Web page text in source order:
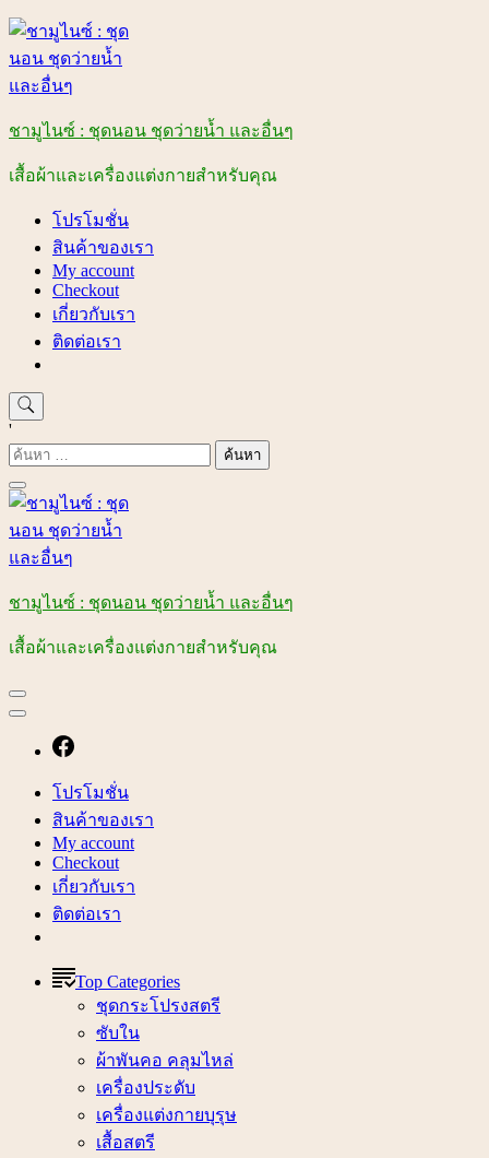
Skip
content
ชามูไนซ์ : ชุดนอน ชุดว่ายน้ำ และอื่นๆ
เสื้อผ้าและเครื่องแต่งกายสำหรับคุณ
โปรโมชั่น
สินค้าของเรา
My account
Checkout
เกี่ยวกับเรา
ติดต่อเรา
'
ค้นหา
สำหรับ:
ชามูไนซ์ : ชุดนอน ชุดว่ายน้ำ และอื่นๆ
เสื้อผ้าและเครื่องแต่งกายสำหรับคุณ
โปรโมชั่น
สินค้าของเรา
My account
Checkout
เกี่ยวกับเรา
ติดต่อเรา
Top Categories
ชุดกระโปรงสตรี
ซับใน
ผ้าพันคอ คลุมไหล่
เครื่องประดับ
เครื่องแต่งกายบุรุษ
เสื้อสตรี